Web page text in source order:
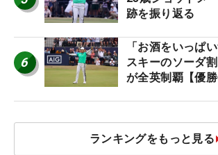
跡を振り返る
6
「お酒をいっぱ
スキーのソーダ
が全英制覇【優勝
ランキングをもっと見る